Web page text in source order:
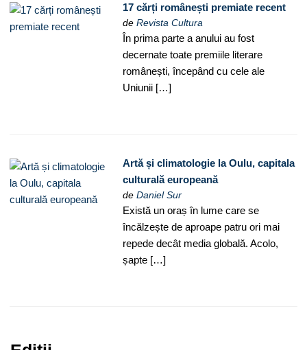
17 cărți românești premiate recent
deRevista Cultura
În prima parte a anului au fost
decernate toate premiile literare
românești, începând cu cele ale
Uniunii […]
Artă și climatologie la Oulu, capitala
culturală europeană
deDaniel Sur
Există un oraș în lume care se
încălzește de aproape patru ori mai
repede decât media globală. Acolo,
șapte […]